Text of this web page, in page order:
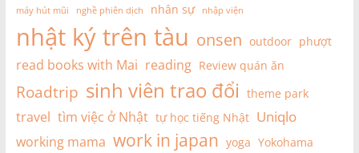
máy hút mũi nghề phiên dịch nhân sự nhập viện
nhật ký trên tàu onsen outdoor phượt
read books with Mai reading Review quán ăn
Roadtrip sinh viên trao đổi theme park
travel tìm việc ở Nhật tự học tiếng Nhật Uniqlo
working mama work in japan yoga Yokohama